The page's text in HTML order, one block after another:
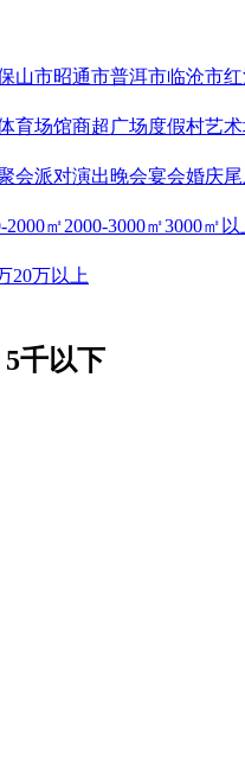
山市昭通市普洱市临沧市
育场馆商超广场度假村艺
会派对演出晚会宴会婚庆
2000㎡2000-3000㎡3000㎡以
20万以上
千以下